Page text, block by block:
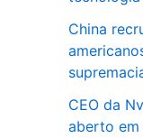
China
CEO da
aberto em